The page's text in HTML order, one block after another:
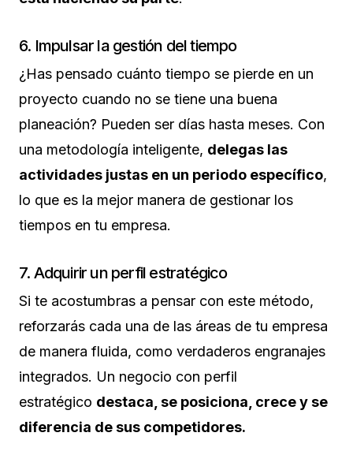
6. Impulsar la gestión del tiempo
¿Has pensado cuánto tiempo se pierde en un
proyecto cuando no se tiene una buena
planeación? Pueden ser días hasta meses. Con
una metodología inteligente, delegas las
actividades justas en un periodo específico,
lo que es la mejor manera de gestionar los
tiempos en tu empresa.
7. Adquirir un perfil estratégico
Si te acostumbras a pensar con este método,
reforzarás cada una de las áreas de tu empresa
de manera fluida, como verdaderos engranajes
integrados. Un negocio con perfil
estratégico destaca, se posiciona, crece y se
diferencia de sus competidores.